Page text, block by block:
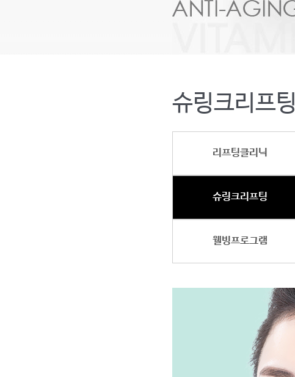
슈링크리프팅
리프팅클리닉
슈링크리프팅
웰빙프로그램